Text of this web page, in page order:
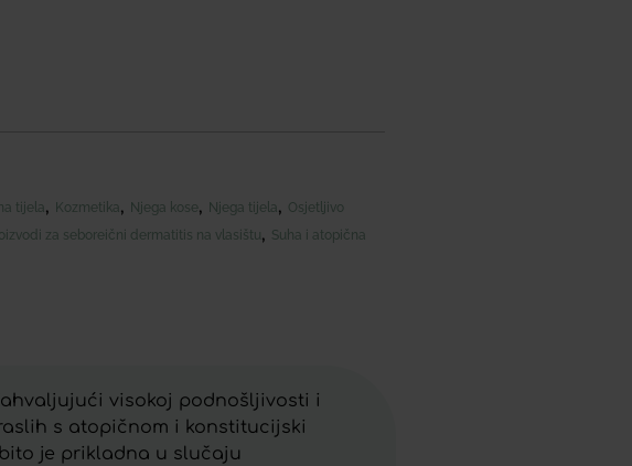
tijela, Kozmetika, Njega kose, Njega tijela, Osjetljivo
za seboreični dermatitis na vlasištu, Suha i atopična
visokoj podnošljivosti i
s atopičnom i konstitucijski
je prikladna u slučaju